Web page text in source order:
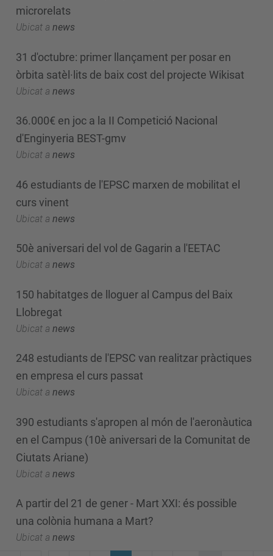
microrelats
Ubicat a news
31 d'octubre: primer llançament per posar en
òrbita satèl·lits de baix cost del projecte Wikisat
Ubicat a news
36.000€ en joc a la II Competició Nacional
d'Enginyeria BEST-gmv
Ubicat a news
46 estudiants de l'EPSC marxen de mobilitat el
curs vinent
Ubicat a news
50è aniversari del vol de Gagarin a l'EETAC
Ubicat a news
150 habitatges de lloguer al Campus del Baix
Llobregat
Ubicat a news
248 estudiants de l'EPSC van realitzar pràctiques
en empresa el curs passat
Ubicat a news
390 estudiants s'apropen al món de l'aeronàutica
en el Campus (10è aniversari de la Comunitat de
Ciutats Ariane)
Ubicat a news
A partir del 21 de gener - Mart XXI: és possible
una colònia humana a Mart?
Ubicat a news